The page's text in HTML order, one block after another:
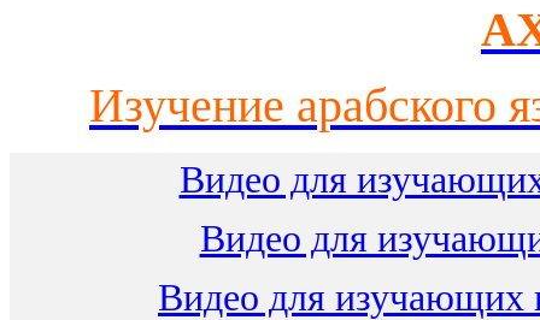
Изучение арабского
Видео для
Видео для
Видео для изучающих